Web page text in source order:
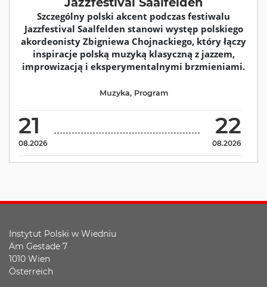
Szczególny polski akcent podczas festiwalu
Jazzfestival Saalfelden stanowi występ polskiego
akordeonisty Zbigniewa Chojnackiego, który łączy
inspiracje polską muzyką klasyczną z jazzem,
improwizacją i eksperymentalnymi brzmieniami.
21
08.2026
22
08.2026
Muzyka, Program
Instytut Polski w Wiedniu
Am Gestade 7
1010 Wien
Österreich